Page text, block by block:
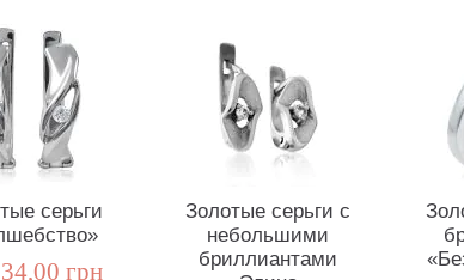
серьги
грн
Золотые серьги с
небольшими
бриллиантами